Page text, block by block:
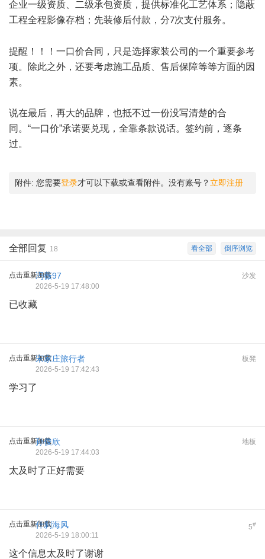
企业一级资质、二级承包资质，提供标准化工艺体系；隐蔽
工程全程影像存档；先装修后付款，分7次支付服务。
提醒！！！一口价合同，只是选择家装公司的一个重要参考
项。除此之外，还要考虑施工品质、售后保障等等方面的因
素。
说在最后 ， 再大的品牌，也抵不过一份没写清楚的合
同。 “一口价”承诺要兑现，全靠条款说话。签约前，逐条
过。
附件: 您需要登录才可以下载或查看附件。没有账号？ 立即注册
倒序浏览
看全部
全部回复 18
点击重新加载 沙发
冯薇97
2026-5-19 17:48:00
已收藏
点击重新加载 板凳
宋家庄旅行者
2026-5-19 17:42:43
学习了
点击重新加载 地板
孙俊欣
2026-5-19 17:44:03
太及时了正好需要
点击重新加载 5#
什刹海风
2026-5-19 18:00:11
这个信息太及时了谢谢